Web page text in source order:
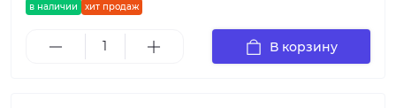
в наличии хит продаж
В корзину